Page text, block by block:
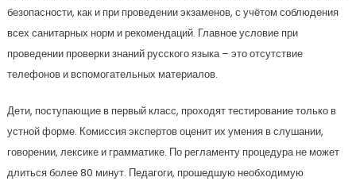
безопасности, как и при проведении экзаменов, с учётом соблюдения
всех санитарных норм и рекомендаций. Главное условие при
проведении проверки знаний русского языка – это отсутствие
телефонов и вспомогательных материалов.
Дети, поступающие в первый класс, проходят тестирование только в
устной форме. Комиссия экспертов оценит их умения в слушании,
говорении, лексике и грамматике. По регламенту процедура не может
длиться более 80 минут. Педагоги, прошедшую необходимую